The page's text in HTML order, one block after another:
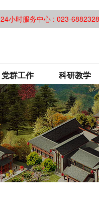
24小时服务中心 : 023-
党群工作 科研教学